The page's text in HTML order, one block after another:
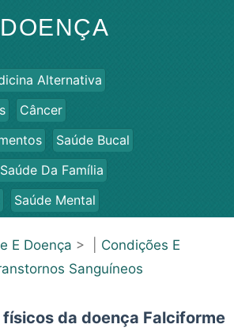
Alternativa
Câncer
Saúde Bucal
Saúde Da Família
Saúde Mental
E Doença > | Condições E
Sanguíneos
físicos da doença Falciforme